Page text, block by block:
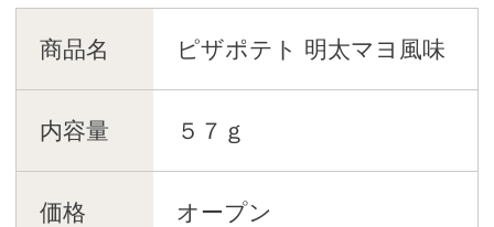
商品名 ピザポテト 明太マヨ風味
内容量 ５７ｇ
価格 オープン